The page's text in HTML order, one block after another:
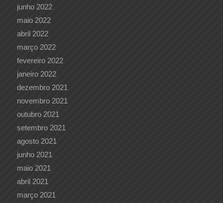
junho 2022
maio 2022
abril 2022
março 2022
fevereiro 2022
janeiro 2022
dezembro 2021
novembro 2021
outubro 2021
setembro 2021
agosto 2021
junho 2021
maio 2021
abril 2021
março 2021